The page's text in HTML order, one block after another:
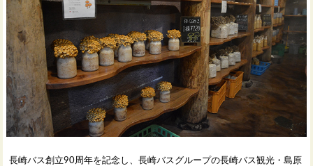
長崎バス創立90周年を記念し、長崎バスグループの長崎バス観光・島原